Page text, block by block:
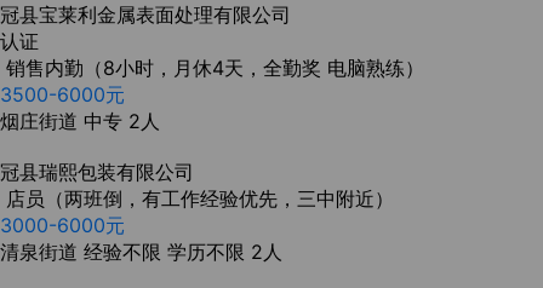
冠县宝莱利金属表面处理有限公司
认证
销售内勤（8小时，月休4天，全勤奖 电脑熟练）
3500-6000元
烟庄街道 中专 2人
冠县瑞熙包装有限公司
店员（两班倒，有工作经验优先，三中附近）
3000-6000元
清泉街道 经验不限 学历不限 2人